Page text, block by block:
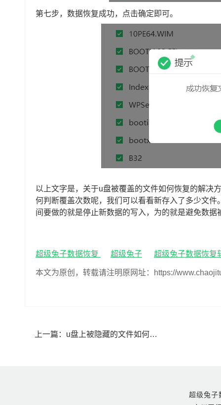
第七步，数据恢复成功，点击确定即可。
以上文字是，关于u盘被覆盖的文件如何恢复的解决
何判断覆盖次数呢，我们可以看看新存入了多少文
间要做的就是停止新数据的写入，为的就是避免数据
超级兔子数据恢复 超级兔子 超级兔子数据恢复
本文为原创，转载请注明原网址：https://
上一篇： u盘上被隐藏的文件如何恢复,u盘里的文件被隐藏了怎么恢复正常
超级兔